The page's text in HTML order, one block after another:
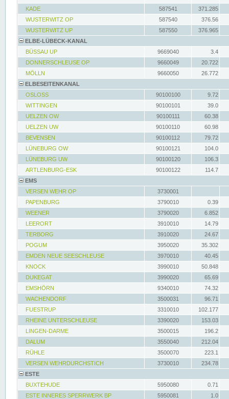
KADE
587541
371.285
WUSTERWITZ OP
587540
376.56
WUSTERWITZ UP
587550
376.965
ELBE-LÜBECK-KANAL
BÜSSAU UP
9669040
3.4
DONNERSCHLEUSE OP
9660049
20.722
MÖLLN
9660050
26.772
ELBESEITENKANAL
OSLOSS
90100100
9.72
WITTINGEN
90100101
39.0
UELZEN OW
90100111
60.38
UELZEN UW
90100110
60.98
BEVENSEN
90100112
79.72
LÜNEBURG OW
90100121
104.0
LÜNEBURG UW
90100120
106.3
ARTLENBURG-ESK
90100122
114.7
EMS
VERSEN WEHR OP
3730001
PAPENBURG
3790010
0.39
WEENER
3790020
6.852
LEERORT
3910010
14.79
TERBORG
3910020
24.67
POGUM
3950020
35.302
EMDEN NEUE SEESCHLEUSE
3970010
40.45
KNOCK
3990010
50.848
DUKEGAT
3990020
65.69
EMSHÖRN
9340010
74.32
WACHENDORF
3500031
96.71
FUESTRUP
3310010
102.177
RHEINE UNTERSCHLEUSE
3390020
153.03
LINGEN-DARME
3500015
196.2
DALUM
3550040
212.04
RÜHLE
3500070
223.1
VERSEN WEHRDURCHSTICH
3730010
234.78
ESTE
BUXTEHUDE
5950080
0.71
ESTE INNERES SPERRWERK BP
5950081
1.0